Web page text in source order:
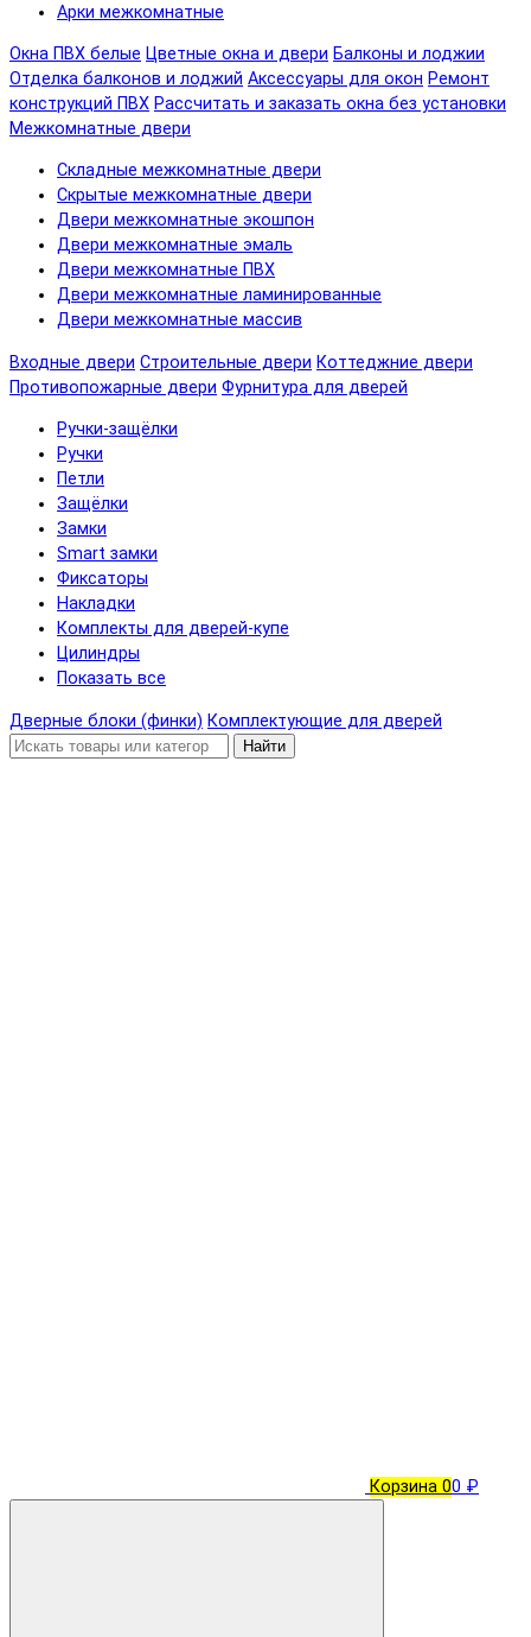
Арки межкомнатные
Окна ПВХ белые Цветные окна и двери Балконы и лоджии
Отделка балконов и лоджий Аксессуары для окон Ремонт
конструкций ПВХ Рассчитать и заказать окна без установки
Межкомнатные двери
Складные межкомнатные двери
Скрытые межкомнатные двери
Двери межкомнатные экошпон
Двери межкомнатные эмаль
Двери межкомнатные ПВХ
Двери межкомнатные ламинированные
Двери межкомнатные массив
Входные двери Строительные двери Коттеджние двери
Противопожарные двери Фурнитура для дверей
Ручки-защёлки
Ручки
Петли
Защёлки
Замки
Smart замки
Фиксаторы
Накладки
Комплекты для дверей-купе
Цилиндры
Показать все
Дверные блоки (финки) Комплектующие для дверей
Найти
Корзина 00 ₽